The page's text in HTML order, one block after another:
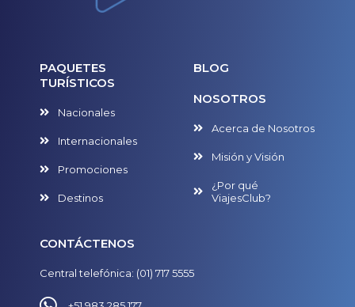
PAQUETES
TURÍSTICOS
Nacionales
Internacionales
Promociones
Destinos
BLOG
NOSOTROS
Acerca de Nosotros
Misión y Visión
¿Por qué
ViajesClub?
CONTÁCTENOS
Central telefónica: (01) 717 5555